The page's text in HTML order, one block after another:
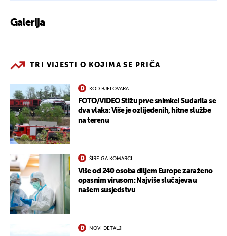
Galerija
TRI VIJESTI O KOJIMA SE PRIČA
KOD BJELOVARA
FOTO/VIDEO Stižu prve snimke! Sudarila se
dva vlaka: Više je ozlijeđenih, hitne službe
na terenu
ŠIRE GA KOMARCI
Više od 240 osoba diljem Europe zaraženo
opasnim virusom: Najviše slučajeva u
našem susjedstvu
NOVI DETALJI